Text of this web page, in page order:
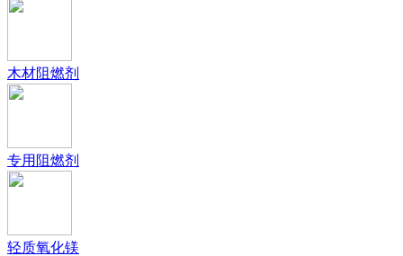
木材阻燃剂
专用阻燃剂
轻质氧化镁